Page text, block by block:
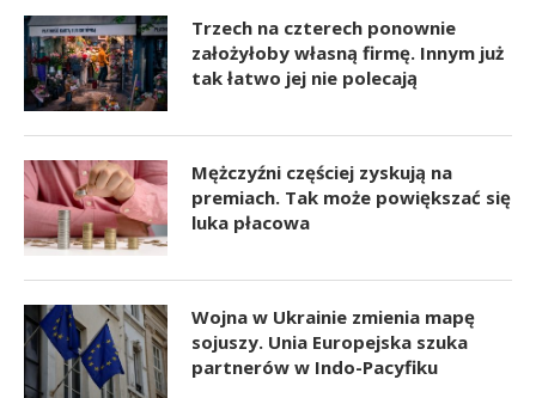
Trzech na czterech ponownie
założyłoby własną firmę. Innym już
tak łatwo jej nie polecają
Mężczyźni częściej zyskują na
premiach. Tak może powiększać się
luka płacowa
Wojna w Ukrainie zmienia mapę
sojuszy. Unia Europejska szuka
partnerów w Indo-Pacyfiku